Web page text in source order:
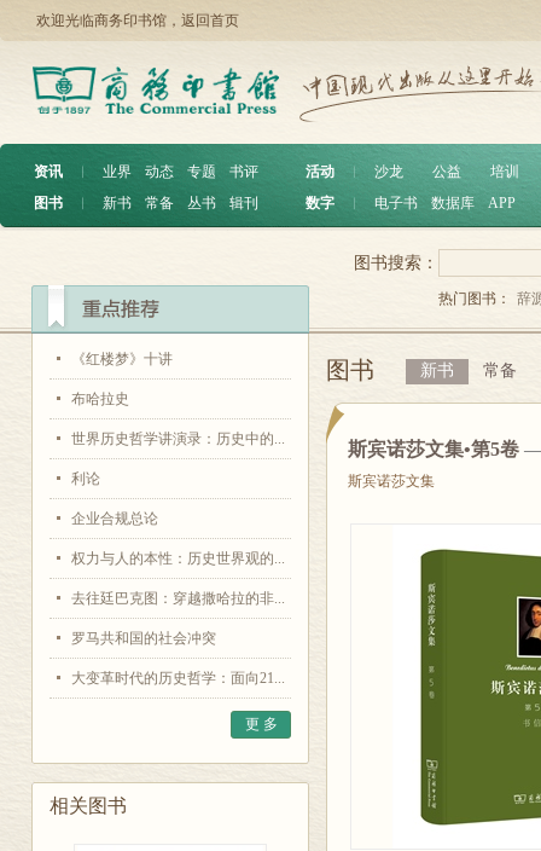
欢迎光临商务印书馆， 返回首页
资讯 ︱ 业界 动态 专题
书评
图书
︱ 新书 常备 丛书 辑刊
活动 沙龙 公益
培训
数字
电子书 数据库 APP
《红楼梦》十讲
布哈拉史
世界历史哲学讲演录：历史中的...
利论
企业合规总论
权力与人的本性：历史世界观的...
去往廷巴克图：穿越撒哈拉的非...
罗马共和国的社会冲突
大变革时代的历史哲学：面向21...
更 多
相关图书
图书搜索：
热门图书： 辞
图书 新书 常备
斯宾诺莎文集•第5卷
斯宾诺莎文集